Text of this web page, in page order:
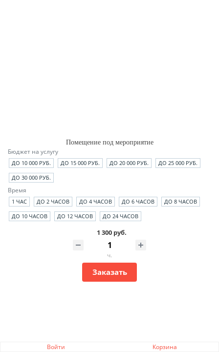
Войти Корзина
Помещение под мероприятие
Бюджет на услугу
ДО 10 000 РУБ. ДО 15 000 РУБ. ДО 20 000 РУБ.
ДО 25 000 РУБ.
ДО 30 000 РУБ.
Время
1 ЧАС ДО 2 ЧАСОВ ДО 4 ЧАСОВ ДО 6 ЧАСОВ
ДО 8 ЧАСОВ
ДО 10 ЧАСОВ
ДО 12 ЧАСОВ ДО 24 ЧАСОВ
1 300 руб.
ч.
Заказать